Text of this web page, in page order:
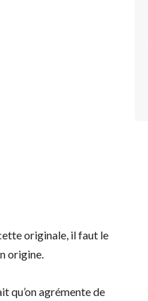
originale, il faut le
origine.
qu’on agrémente de